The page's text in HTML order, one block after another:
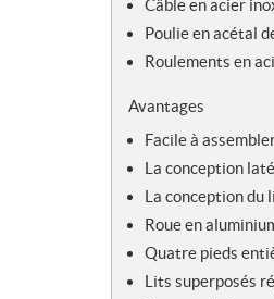
Câble en acier
Poulie en acétal
Roulements en
Avantages
Facile à
La conception
La conception du
Roue en
Quatre pieds
Lits superposés